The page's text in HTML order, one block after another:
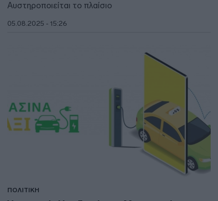
Αυστηροποιείται το πλαίσιο
05.08.2025 - 15:26
ΠΟΛΙΤΙΚΗ